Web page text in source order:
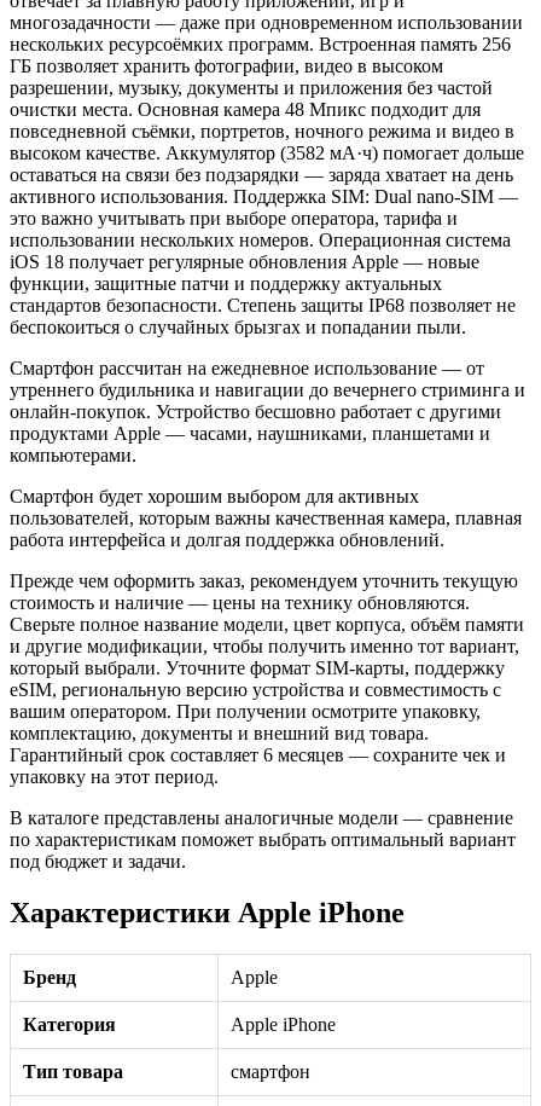
многозадачности — даже при одновременном использовании
нескольких ресурсоёмких программ. Встроенная память 256
ГБ позволяет хранить фотографии, видео в высоком
разрешении, музыку, документы и приложения без частой
очистки места. Основная камера 48 Мпикс подходит для
повседневной съёмки, портретов, ночного режима и видео в
высоком качестве. Аккумулятор (3582 мА·ч) помогает дольше
оставаться на связи без подзарядки — заряда хватает на день
активного использования. Поддержка SIM: Dual nano-SIM —
это важно учитывать при выборе оператора, тарифа и
использовании нескольких номеров. Операционная система
iOS 18 получает регулярные обновления Apple — новые
функции, защитные патчи и поддержку актуальных
стандартов безопасности. Степень защиты IP68 позволяет не
беспокоиться о случайных брызгах и попадании пыли.
Смартфон рассчитан на ежедневное использование — от
утреннего будильника и навигации до вечернего стриминга и
онлайн-покупок. Устройство бесшовно работает с другими
продуктами Apple — часами, наушниками, планшетами и
компьютерами.
Смартфон будет хорошим выбором для активных
пользователей, которым важны качественная камера, плавная
работа интерфейса и долгая поддержка обновлений.
Прежде чем оформить заказ, рекомендуем уточнить текущую
стоимость и наличие — цены на технику обновляются.
Сверьте полное название модели, цвет корпуса, объём памяти
и другие модификации, чтобы получить именно тот вариант,
который выбрали. Уточните формат SIM-карты, поддержку
eSIM, региональную версию устройства и совместимость с
вашим оператором. При получении осмотрите упаковку,
комплектацию, документы и внешний вид товара.
Гарантийный срок составляет 6 месяцев — сохраните чек и
упаковку на этот период.
В каталоге представлены аналогичные модели — сравнение
по характеристикам поможет выбрать оптимальный вариант
под бюджет и задачи.
Характеристики Apple iPhone
Бренд Apple
Категория Apple iPhone
Тип товара смартфон